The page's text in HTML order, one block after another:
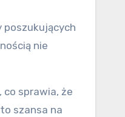
poszukujących
nie
sprawia, że
szansa na